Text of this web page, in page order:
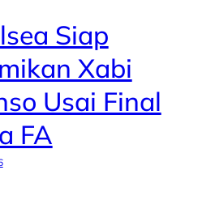
Siap
Xabi
Usai Final
FA